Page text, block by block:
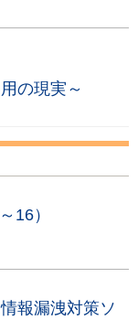
の現実～
16）
報漏洩対策ソ